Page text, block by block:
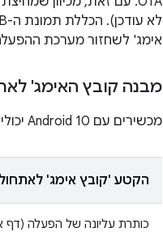
אימג' לשחזור מערכת
מבנה קובץ האימג'
מכשירים עם Android 10 יכולים לכלול קובץ אימג' של DTB באמצעות המבנה הבא של קובץ אימג' לאתחול.
הקטע 'קובץ אימג'
כותרת עליונה של הפעלה (דף